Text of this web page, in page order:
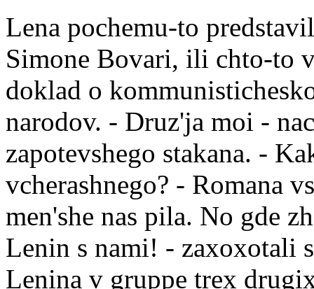
Lena pochemu-to
Simone Bovari, ili chto-to
doklad o
narodov. - Druz'ja moi -
zapotevshego stakana. -
vcherashnego? - Romana
men'she nas pila. No gde
Lenin s nami! - zaxoxotali
Lenina v gruppe trex